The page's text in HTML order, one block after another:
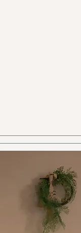
ングとは？感謝を
けする遠隔レイキ